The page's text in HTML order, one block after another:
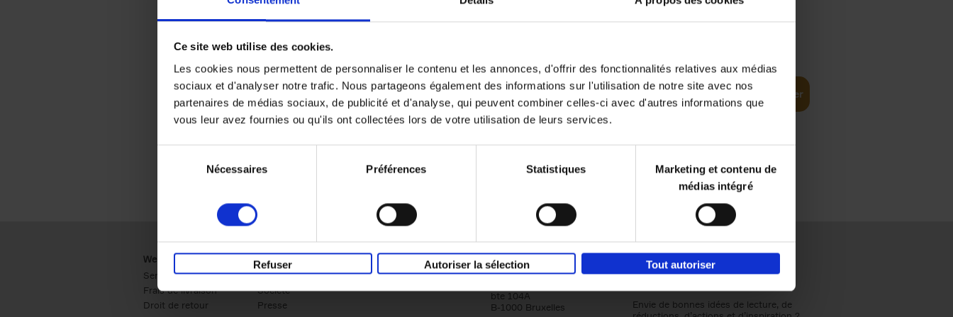
Ce site web utilise des cookies.
Les cookies nous permettent de personnaliser le contenu et les annonces, d'offrir des fonctionnalités relatives aux médias
sociaux et d'analyser notre trafic. Nous partageons également des informations sur l'utilisation de notre site avec nos
partenaires de médias sociaux, de publicité et d'analyse, qui peuvent combiner celles-ci avec d'autres informations que
vous leur avez fournies ou qu'ils ont collectées lors de votre utilisation de leurs services.
Nécessaires Préférences Statistiques
Marketing et contenu de
médias intégré
Refuser Autoriser la sélection Tout autoriser
Planning to Promoting
Clo Willaerts
Couverture souple
352 Ajouter au panier
Webshop
Service clients
Frais de livraison
Droit de retour
Business
Ventes
Société
Presse
Société
Qui sommes-nous?
Éditions Racine
Tour & Taxis
bte 104A
B-1000 Bruxelles
Envie de bonnes idées de lecture, de